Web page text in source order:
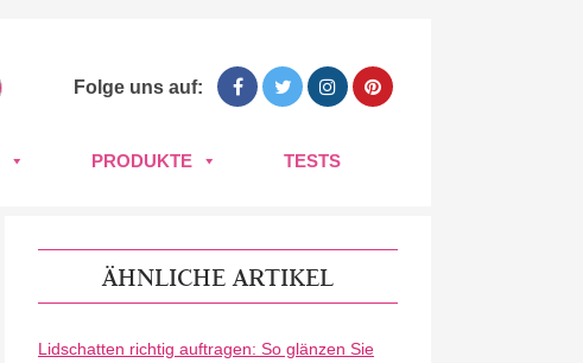
Folge uns auf:
PRODUKTE TESTS
ÄHNLICHE ARTIKEL
Lidschatten richtig auftragen: So glänzen Sie